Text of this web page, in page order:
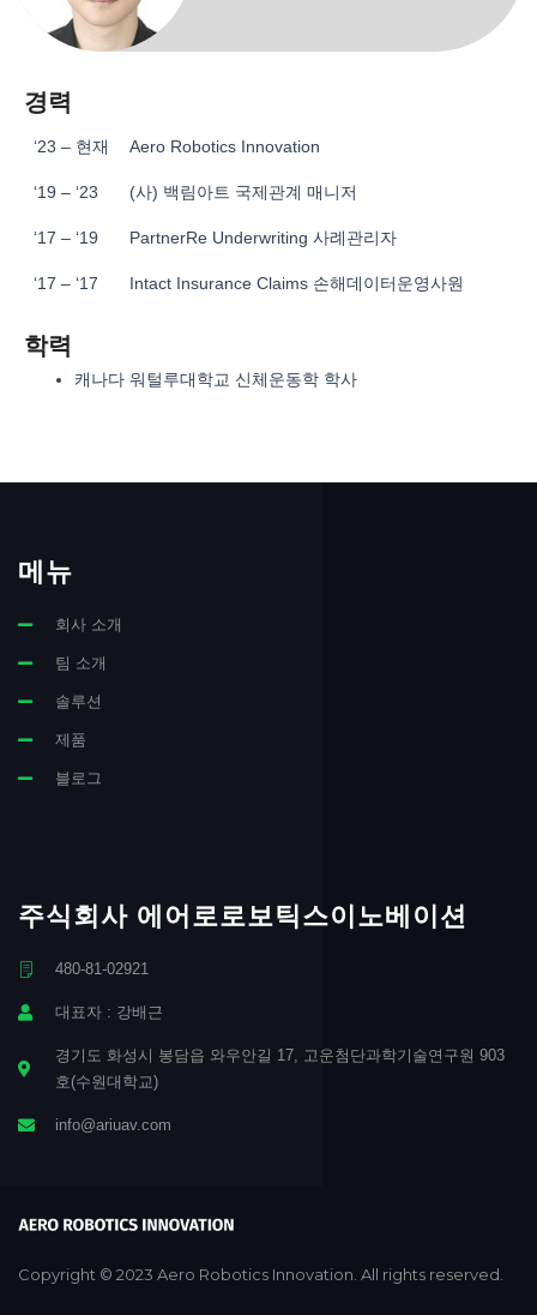
경력
‘23 – 현재 Aero Robotics Innovation
‘19 – ‘23 (사) 백림아트 국제관계 매니저
‘17 – ‘19 PartnerRe Underwriting 사례관리자
‘17 – ‘17 Intact Insurance Claims 손해데이터운영사원
학력
캐나다 워털루대학교 신체운동학 학사
주식회사 에어로로보틱스이노베이션
480-81-02921
대표자 : 강배근
경기도 화성시 봉담읍 와우안길 17, 고운첨단과학기술연구원 903
호(수원대학교)
info@ariuav.com
메뉴
회사 소개
팀 소개
솔루션
제품
블로그
Copyright © 2023 Aero Robotics Innovation. All rights reserved.